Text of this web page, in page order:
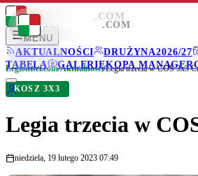
LEGIONISCI .COM
MENU
AKTUALNOŚCI
DRUŻYNA2026/27
TABELA
GALERIEKOPA MANAGER
LEGIONISCI .COM
Legionisci.com/Aktualności/Legia trzecia w COS 3x3
KOSZ 3X3
Legia trzecia w
niedziela, 19 lutego 2023 07:49